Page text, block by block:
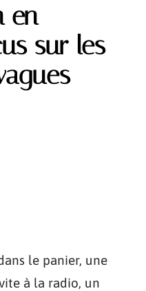
en
sur les
le panier, une
à la radio, un